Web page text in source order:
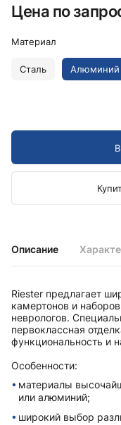
Описание
Riester предлагает
камертонов и
неврологов.
первоклассная
функциональность и
Особенности:
материалы
или алюминий;
широкий выбор
Цена по
Материал
Сталь Алюминий